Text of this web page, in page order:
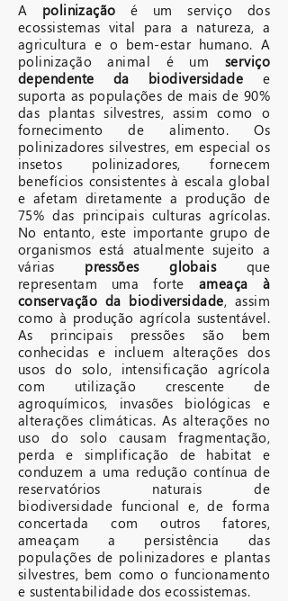
A polinizaçãoé um serviço dos
ecossistemas vital para a natureza, a
agricultura e o bem-estar humano. A
polinização animal é um serviço
dependente da biodiversidade e
suporta as populações de mais de 90%
das plantas silvestres, assim como o
fornecimento de alimento. Os
polinizadores silvestres, em especial os
insetos polinizadores, fornecem
benefícios consistentes à escala global
e afetam diretamente a produção de
75% das principais culturas agrícolas.
No entanto, este importante grupo de
organismos está atualmente sujeito a
várias pressões globais que
representam uma forte ameaça à
conservação da biodiversidade, assim
como à produção agrícola sustentável.
As principais pressões são bem
conhecidas e incluem alterações dos
usos do solo, intensificação agrícola
com utilização crescente de
agroquímicos, invasões biológicas e
alterações climáticas. As alterações no
uso do solo causam fragmentação,
perda e simplificação de habitat e
conduzem a uma redução contínua de
reservatórios naturais de
biodiversidade funcional e, de forma
concertada com outros fatores,
ameaçam a persistência das
populações de polinizadores e plantas
silvestres, bem como o funcionamento
e sustentabilidade dos ecossistemas.